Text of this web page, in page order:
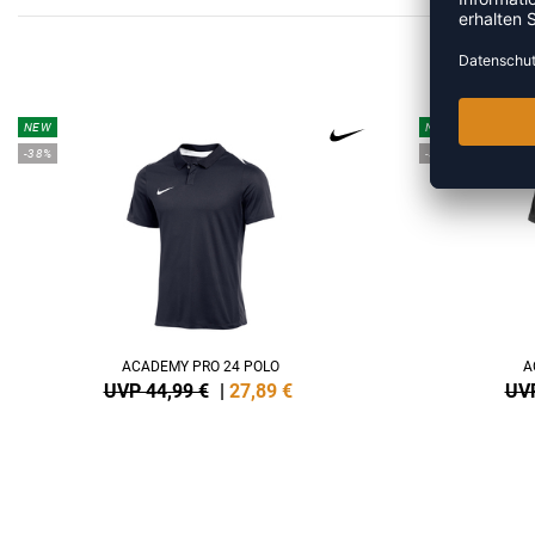
NEW
-38%
ACADEMY PRO 24 POLO
UVP 44,99 € | 27,89 €
NEW
-38%